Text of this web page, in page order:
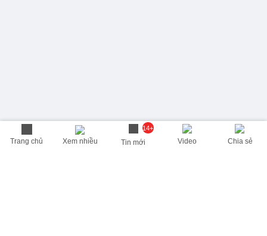
Trang chủ Xem nhiều
14+
Tin mới Video Chia sẻ